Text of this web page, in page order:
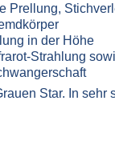
Prellung,
in der Höhe
Strahlung
Star. In sehr